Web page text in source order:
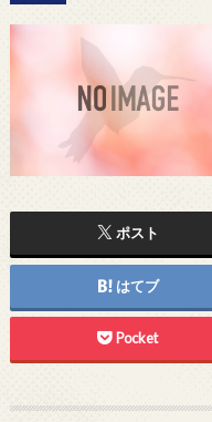
ポスト
はてブ
Pocket